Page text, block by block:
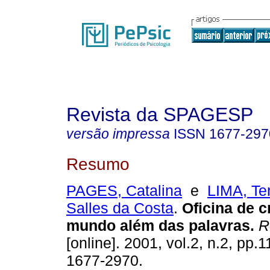
Revista da SPAGESP
versão impressa ISSN 1677-
Resumo
PAGES, Catalina e LIMA,
Salles da Costa. Oficina de
mundo além das palavras.
[online]. 2001, vol.2, n.2,
1677-2970.